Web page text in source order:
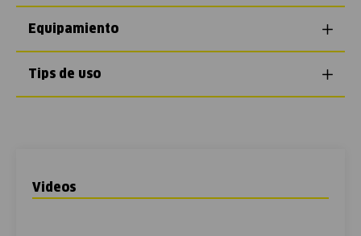
Equipamiento
Tips de uso
Videos